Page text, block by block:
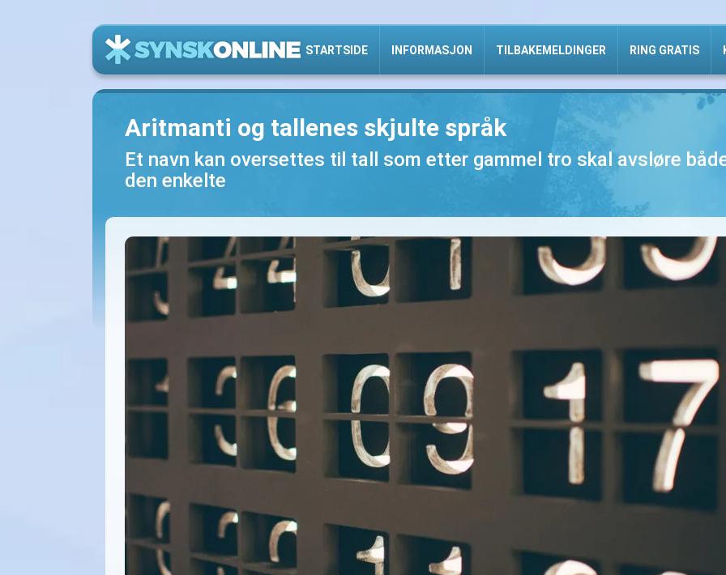
STARTSIDE INFORMASJON TILBAKEMELDINGER RING GRATIS
Aritmanti og tallenes skjulte språk
Et navn kan oversettes til tall som etter gammel tro skal avsløre
den enkelte